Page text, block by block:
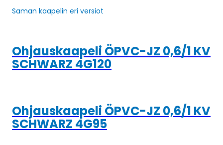
Saman kaapelin eri versiot
Ohjauskaapeli ÖPVC-JZ 0,6/1 KV
SCHWARZ 4G120
Ohjauskaapeli ÖPVC-JZ 0,6/1 KV
SCHWARZ 4G95